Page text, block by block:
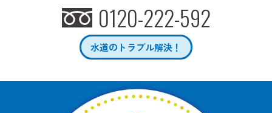
0120-222-592
水道のトラブル解決！